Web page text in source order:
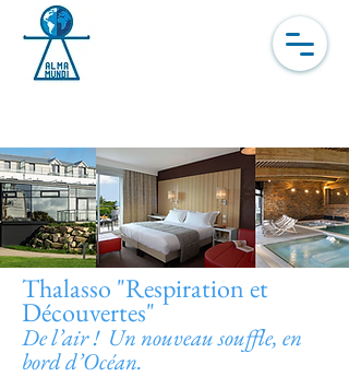
que 2 cabines disponibles
Thalasso "Respiration et
Découvertes"
De l’air ! Un nouveau souffle, en
bord d’Océan.